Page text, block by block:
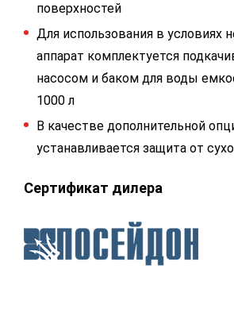
поверхностей
Для использования в условиях
аппарат комплектуется
насосом и баком для воды
1000 л
В качестве дополнительной
устанавливается защита от
Сертификат дилера